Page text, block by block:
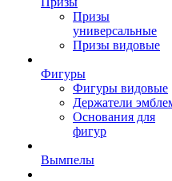
Призы
универсальные
Призы видовые
Фигуры
Фигуры видовые
Держатели
Основания для
фигур
Вымпелы